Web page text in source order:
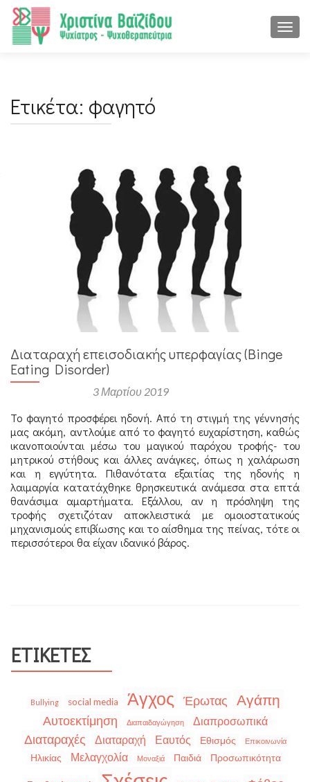
Ετικέτα: φαγητό
Διαταραχή επεισοδιακής υπερφαγίας (Binge
Eating Disorder)
3 Μαρτίου 2019
Το φαγητό προσφέρει ηδονή. Από τη στιγμή της γέννησής
μας ακόμη, αντλούμε από το φαγητό ευχαρίστηση, καθώς
ικανοποιούνται μέσω του μαγικού παρόχου τροφής- του
μητρικού στήθους και άλλες ανάγκες, όπως η χαλάρωση
και η εγγύτητα. Πιθανότατα εξαιτίας της ηδονής η
λαιμαργία κατατάχθηκε θρησκευτικά ανάμεσα στα επτά
θανάσιμα αμαρτήματα. Εξάλλου, αν η πρόσληψη της
τροφής σχετιζόταν αποκλειστικά με ομοιοστατικούς
μηχανισμούς επιβίωσης και το αίσθημα της πείνας, τότε οι
περισσότεροι θα είχαν ιδανικό βάρος.
ΕΤΙΚΈΤΕΣ
Bullying social media Άγχος Έρωτας Αγάπη
Αυτοεκτίμηση Διαπαιδαγώγηση Διαπροσωπικά
Διαταραχές Διαταραχή Εαυτός Εθισμός Επικοινωνία
Ηλικίας Μελαγχολία Μοναξιά Παιδιά Προσωπικότητα